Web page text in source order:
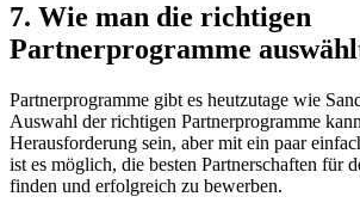
7. Wie man die richtigen
Partnerprogramme
Partnerprogramme gibt es heutzutage wie
Auswahl der richtigen Partnerprogramme
Herausforderung sein, aber mit ein paar
ist es möglich, die besten Partnerschaften für
finden und erfolgreich zu bewerben.